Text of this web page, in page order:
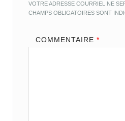
VOTRE ADRESSE COURRIEL NE
CHAMPS OBLIGATOIRES SONT
COMMENTAIRE *